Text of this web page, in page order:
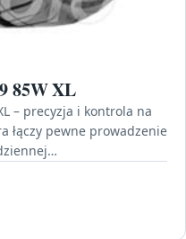
85W XL
– precyzja i kontrola na
łączy pewne prowadzenie